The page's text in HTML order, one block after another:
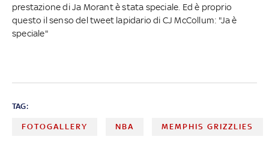
prestazione di Ja Morant è stata speciale. Ed è proprio
questo il senso del tweet lapidario di CJ McCollum: "Ja è
speciale"
TAG:
FOTOGALLERY NBA MEMPHIS GRIZZLIES